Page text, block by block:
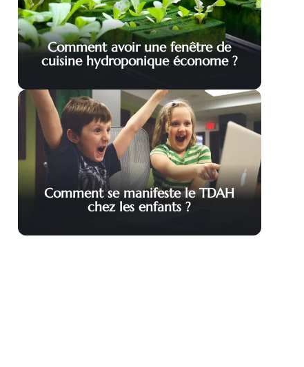
Comment avoir une fenêtre de
cuisine hydroponique économe ?
Comment se manifeste le TDAH
chez les enfants ?